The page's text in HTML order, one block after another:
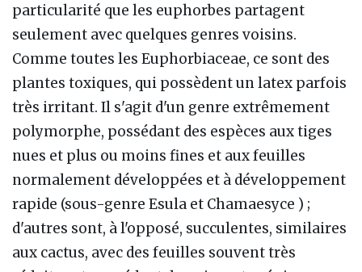
particularité que les euphorbes partagent
seulement avec quelques genres voisins.
Comme toutes les Euphorbiaceae, ce sont des
plantes toxiques, qui possèdent un latex parfois
très irritant. Il s'agit d'un genre extrêmement
polymorphe, possédant des espèces aux tiges
nues et plus ou moins fines et aux feuilles
normalement développées et à développement
rapide (sous-genre Esula et Chamaesyce ) ;
d'autres sont, à l'opposé, succulentes, similaires
aux cactus, avec des feuilles souvent très